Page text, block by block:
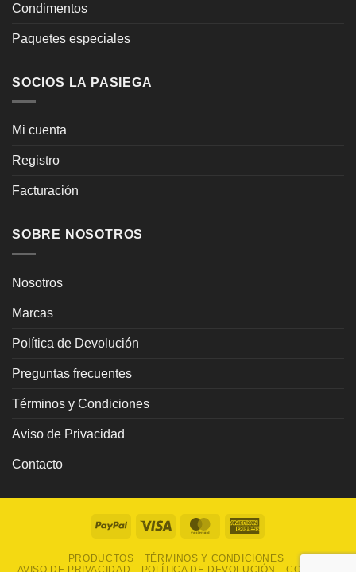
Condimentos
Paquetes especiales
SOCIOS LA PASIEGA
Mi cuenta
Registro
Facturación
SOBRE NOSOTROS
Nosotros
Marcas
Política de Devolución
Preguntas frecuentes
Términos y Condiciones
Aviso de Privacidad
Contacto
PayPal Visa MasterCard
PRODUCTOS
TÉRMINOS Y CONDICIONES
AVISO DE PRIVACIDAD
POLÍTICA DE DEVOLUCIÓN CONTACTO